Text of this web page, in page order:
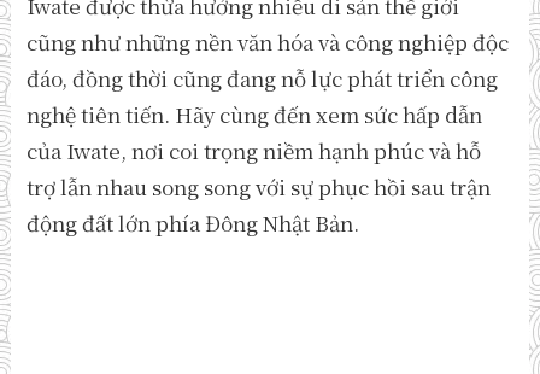
cũng như những nền văn hóa và công nghiệp độc
đáo, đồng thời cũng đang nỗ lực phát triển công
nghệ tiên tiến. Hãy cùng đến xem sức hấp dẫn
của Iwate, nơi coi trọng niềm hạnh phúc và hỗ
trợ lẫn nhau song song với sự phục hồi sau trận
động đất lớn phía Đông Nhật Bản.